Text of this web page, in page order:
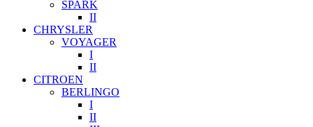
SPARK
II
CHRYSLER
VOYAGER
I
II
CITROEN
BERLINGO
I
II